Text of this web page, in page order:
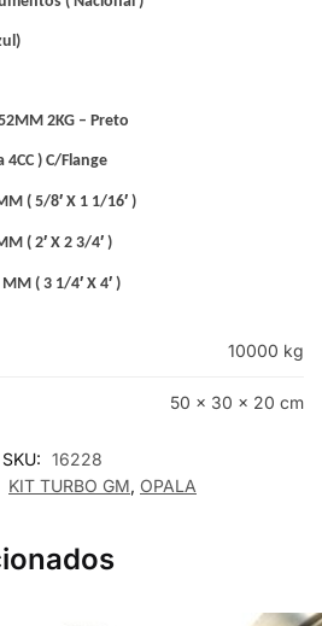
( Azul)
2″
52MM 2KG – Preto
4CC ) C/Flange
MM ( 5/8′ X 1 1/16′ )
MM ( 2′ X 2 3/4′ )
( 3 1/4′ X 4′ )
10000 kg
50 × 30 × 20 cm
SKU: 16228
KIT TURBO GM, OPALA